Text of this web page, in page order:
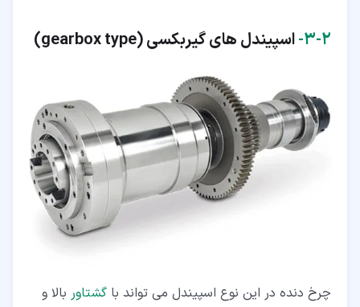
۲‏-‏۳‏- اسپیندل های گیربکسی (gearbox type)
چرخ دنده در این نوع اسپیندل می تواند با گشتاور بالا و